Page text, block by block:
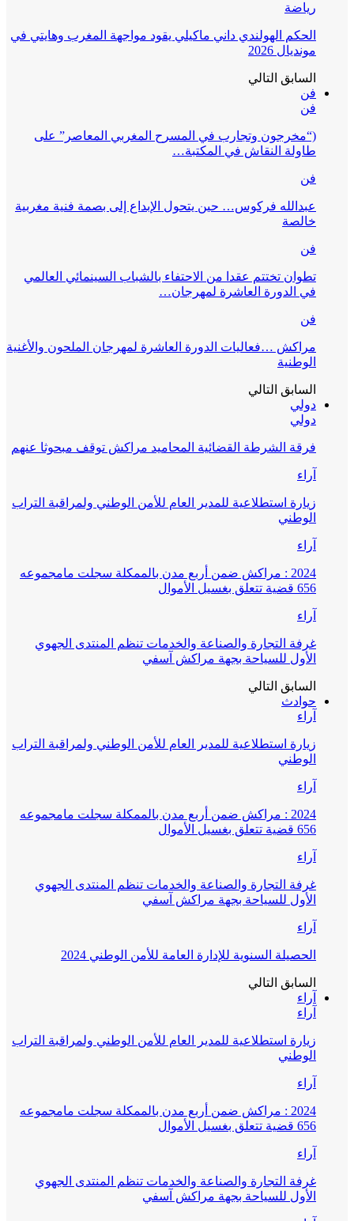
رياضة
الحكم الهولندي داني ماكيلي يقود مواجهة المغرب وهايتي في
مونديال 2026
السابق التالي
فن
فن
(“مخرجون وتجارب في المسرح المغربي المعاصر” على
طاولة النقاش في المكتبة…
فن
عبدالله فركوس… حين يتحول الإبداع إلى بصمة فنية مغربية
خالصة
فن
تطوان تختتم عقدا من الاحتفاء بالشباب السينمائي العالمي
في الدورة العاشرة لمهرجان…
فن
مراكش …فعاليات الدورة العاشرة لمهرجان الملحون والأغنية
الوطنية
السابق التالي
دولي
دولي
فرقة الشرطة القضائية المحاميد مراكش توقف مبحوثا عنهم
آراء
زيارة استطلاعية للمدير العام للأمن الوطني ولمراقبة التراب
الوطني
آراء
2024 : مراكش ضمن أربع مدن بالممكلة سجلت مامجموعه
656 قضية تتعلق بغسيل الأموال
آراء
غرفة التجارة والصناعة والخدمات تنظم المنتدى الجهوي
الأول للسياحة بجهة مراكش آسفي
السابق التالي
حوادث
آراء
زيارة استطلاعية للمدير العام للأمن الوطني ولمراقبة التراب
الوطني
آراء
2024 : مراكش ضمن أربع مدن بالممكلة سجلت مامجموعه
656 قضية تتعلق بغسيل الأموال
آراء
غرفة التجارة والصناعة والخدمات تنظم المنتدى الجهوي
الأول للسياحة بجهة مراكش آسفي
آراء
الحصيلة السنوية للإدارة العامة للأمن الوطني 2024
السابق التالي
آراء
آراء
زيارة استطلاعية للمدير العام للأمن الوطني ولمراقبة التراب
الوطني
آراء
2024 : مراكش ضمن أربع مدن بالممكلة سجلت مامجموعه
656 قضية تتعلق بغسيل الأموال
آراء
غرفة التجارة والصناعة والخدمات تنظم المنتدى الجهوي
الأول للسياحة بجهة مراكش آسفي